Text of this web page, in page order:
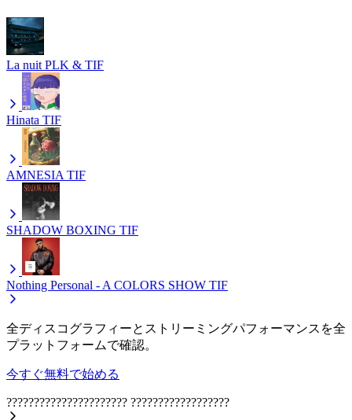
La nuit PLK & TIF
Hinata TIF
AMNESIA TIF
SHADOW BOXING TIF
Nothing Personal - A COLORS SHOW TIF
全ディスコグラフィーとストリーミングパフォーマンスを全
プラットフォームで確認。
今すぐ無料で始める
?????????????????????? ??????????????????